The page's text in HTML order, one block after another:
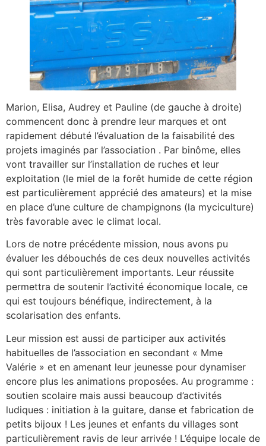
Marion, Elisa, Audrey et Pauline (de gauche à droite)
commencent donc à prendre leur marques et ont
rapidement débuté l’évaluation de la faisabilité des
projets imaginés par l’association . Par binôme, elles
vont travailler sur l’installation de ruches et leur
exploitation (le miel de la forêt humide de cette région
est particulièrement apprécié des amateurs) et la mise
en place d’une culture de champignons (la myciculture)
très favorable avec le climat local.
Lors de notre précédente mission, nous avons pu
évaluer les débouchés de ces deux nouvelles activités
qui sont particulièrement importants. Leur réussite
permettra de soutenir l’activité économique locale, ce
qui est toujours bénéfique, indirectement, à la
scolarisation des enfants.
Leur mission est aussi de participer aux activités
habituelles de l’association en secondant « Mme
Valérie » et en amenant leur jeunesse pour dynamiser
encore plus les animations proposées. Au programme :
soutien scolaire mais aussi beaucoup d’activités
ludiques : initiation à la guitare, danse et fabrication de
petits bijoux ! Les jeunes et enfants du villages sont
particulièrement ravis de leur arrivée ! L’équipe locale de